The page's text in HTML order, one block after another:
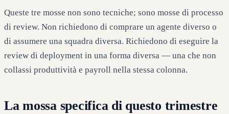
Queste tre mosse non sono tecniche; sono mosse di processo
di review. Non richiedono di comprare un agente diverso o
di assumere una squadra diversa. Richiedono di eseguire la
review di deployment in una forma diversa — una che non
collassi produttività e payroll nella stessa colonna.
La mossa specifica di questo trimestre